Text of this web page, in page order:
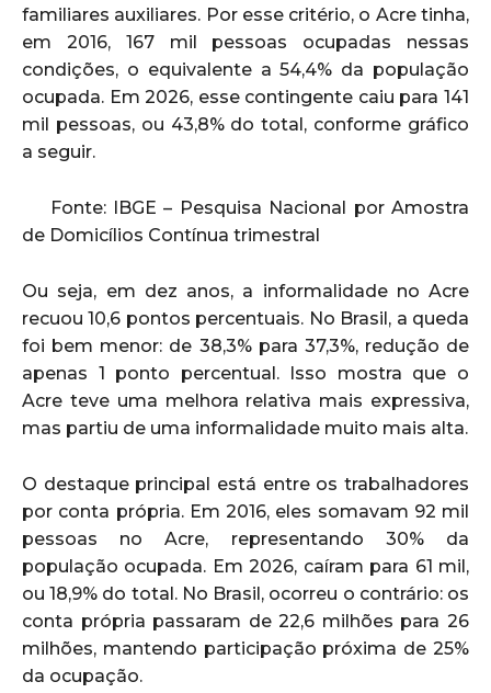
familiares auxiliares. Por esse critério, o Acre tinha,
em 2016, 167 mil pessoas ocupadas nessas
condições, o equivalente a 54,4% da população
ocupada. Em 2026, esse contingente caiu para 141
mil pessoas, ou 43,8% do total, conforme gráfico
a seguir.
Fonte: IBGE – Pesquisa Nacional por Amostra
de Domicílios Contínua trimestral
Ou seja, em dez anos, a informalidade no Acre
recuou 10,6 pontos percentuais. No Brasil, a queda
foi bem menor: de 38,3% para 37,3%, redução de
apenas 1 ponto percentual. Isso mostra que o
Acre teve uma melhora relativa mais expressiva,
mas partiu de uma informalidade muito mais alta.
O destaque principal está entre os trabalhadores
por conta própria. Em 2016, eles somavam 92 mil
pessoas no Acre, representando 30% da
população ocupada. Em 2026, caíram para 61 mil,
ou 18,9% do total. No Brasil, ocorreu o contrário: os
conta própria passaram de 22,6 milhões para 26
milhões, mantendo participação próxima de 25%
da ocupação.